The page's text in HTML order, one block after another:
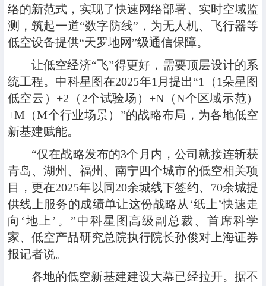
络的新范式，实现了快速网络部署、实时空域监
测，筑起一道“数字防线”，为无人机、飞行器等
低空设备提供“天罗地网”级通信保障。
让低空经济“飞”得更好，需要顶层设计的系
统工程。中科星图在2025年1月提出“1（1朵星图
低空云）+2（2个试验场）+N（N个区域示范）
+M（M个行业场景）”的战略布局，为各地低空
新基建赋能。
“仅在战略发布的3个月内，公司就接连斩获
青岛、湖州、福州、南宁四个城市的低空相关项
目，更在2025年以同20余城线下签约、70余城提
供线上服务的成绩单让这份战略从‘纸上’快速走
向‘地上’。”中科星图高级副总裁、首席科学
家、低空产品研究总院执行院长孙俊对上海证券
报记者说。
各地的低空新基建建设大幕已经拉开。据不